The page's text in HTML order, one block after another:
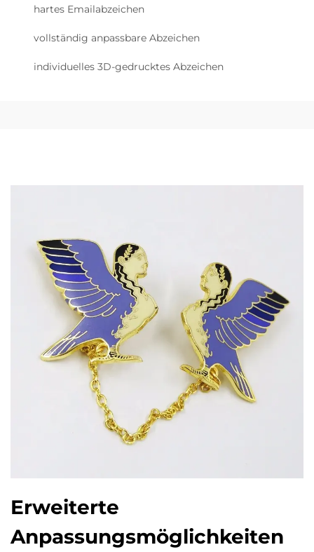
hartes Emailabzeichen
vollständig anpassbare Abzeichen
individuelles 3D-gedrucktes Abzeichen
Erweiterte
Anpassungsmöglichkeiten